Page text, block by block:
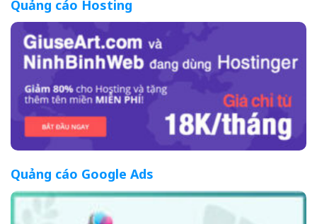
Quảng cáo Hosting
Quảng cáo Google Ads